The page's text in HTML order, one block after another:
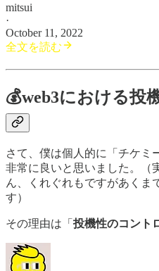
mitsui
·
October 11, 2022
全文を読む
💰web3における投
さて、僕は個人的に「チケミ
非常に良いと思いました。（
ん、くれぐれもですがあくま
す）
その理由は「 投機性のコント